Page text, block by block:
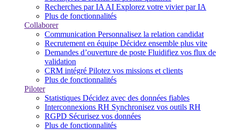
Recherches par IA AI Explorez votre vivier par IA
Plus de fonctionnalités
Collaborer
Communication Personnalisez la relation candidat
Recrutement en équipe Décidez ensemble plus vite
Demandes d’ouverture de poste Fluidifiez vos flux de
validation
CRM intégré Pilotez vos missions et clients
Plus de fonctionnalités
Piloter
Statistiques Décidez avec des données fiables
Interconnexions RH Synchronisez vos outils RH
RGPD Sécurisez vos données
Plus de fonctionnalités